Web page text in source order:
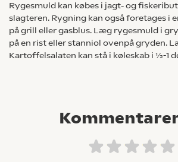
Rygesmuld kan købes i jagt- og
slagteren. Rygning kan også foretages i
på grill eller gasblus. Læg rygesmuld i
på en rist eller stanniol ovenpå gryden.
Kartoffelsalaten kan stå i køleskab i ½-1